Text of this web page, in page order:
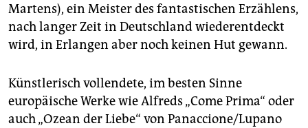
Martens), ein Meister des fantastischen Erzählens,
nach langer Zeit in Deutschland wiederentdeckt
wird, in Erlangen aber noch keinen Hut gewann.
Künstlerisch vollendete, im besten Sinne
europäische Werke wie Alfreds „Come Prima“ oder
auch „Ozean der Liebe“ von Panaccione/Lupano